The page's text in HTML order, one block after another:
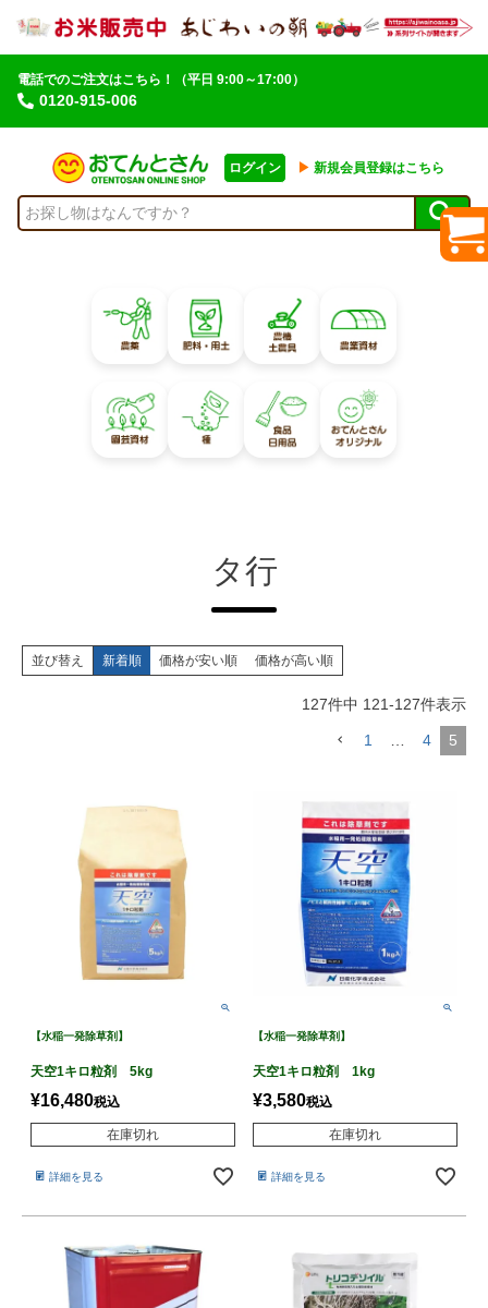
電話でのご注文はこちら！
0120-915-006
（平日 9:00～17:00）
ログイン ▶︎ 新規会員登録はこちら
タ行
並び替え 新着順 価格が安い順 価格が高い順
127件中 121-127件表示
1 4 5
【水稲一発除草剤】
天空1キロ粒剤 5kg
¥16,480税込
在庫切れ
詳細を見る
【水稲一発除草剤】
天空1キロ粒剤 1kg
¥3,580税込
在庫切れ
詳細を見る